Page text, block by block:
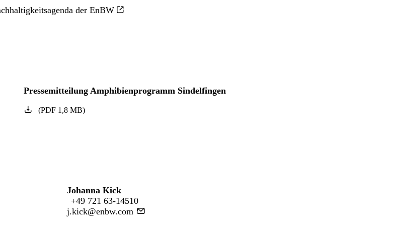
der EnBW
Pressemitteilung Amphibienprogramm Sindelfingen
(PDF1,8 MB)
Johanna Kick
+49 721 63-14510
j.kick@enbw.com